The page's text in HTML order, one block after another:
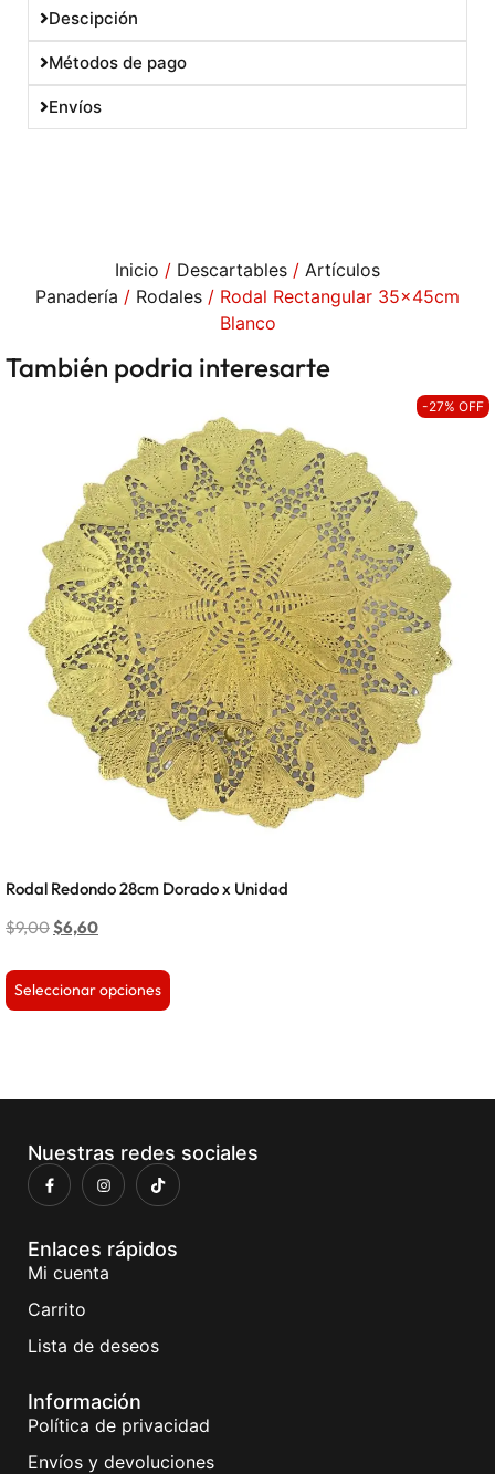
Descipción
Métodos de pago
Envíos
Inicio / Descartables / Artículos
Panadería / Rodales / Rodal Rectangular 35x45cm
Blanco
También podria interesarte
-27% OFF
Rodal Redondo 28cm Dorado x Unidad
$9,00$6,60
Seleccionar opciones
Nuestras redes sociales
Enlaces rápidos
Mi cuenta
Carrito
Lista de deseos
Información
Política de privacidad
Envíos y devoluciones